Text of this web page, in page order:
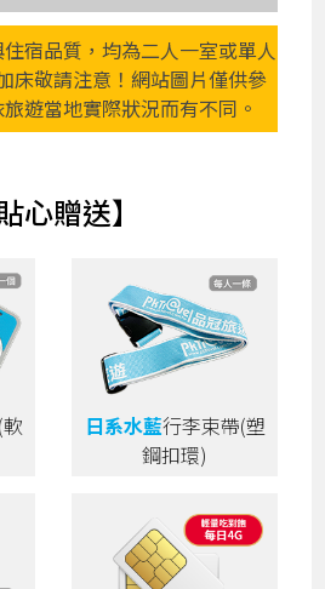
宿品質，均為二人一室或單人
床敬請注意！網站圖片僅供參
遊當地實際狀況而有不同。
貼心贈送】
日系水藍行李束帶(塑
鋼扣環)